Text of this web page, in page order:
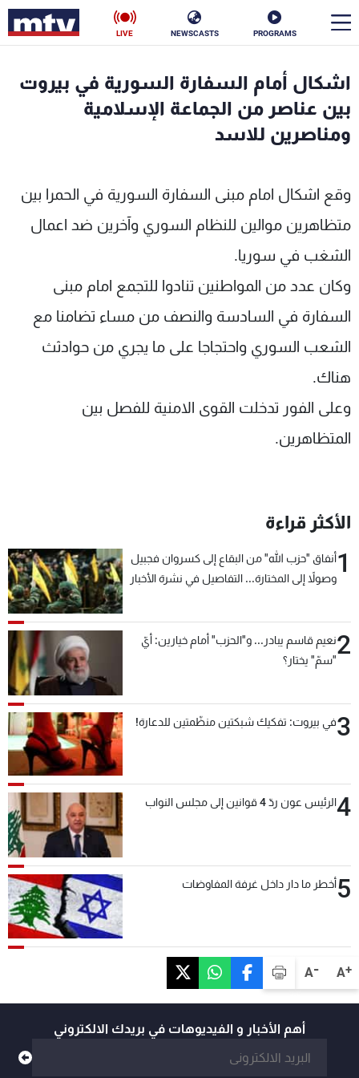
PROGRAMS
NEWSCASTS
LIVE
A+
A-
اشكال أمام السفارة السورية في بيروت
بين عناصر من الجماعة الإسلامية
ومناصرين للاسد
وقع اشكال امام مبنى السفارة السورية في الحمرا بين
متظاهرين موالين للنظام السوري وآخرين ضد اعمال
الشغب في سوريا.
وكان عدد من المواطنين تنادوا للتجمع امام مبنى
السفارة في السادسة والنصف من مساء تضامنا مع
الشعب السوري واحتجاجا على ما يجري من حوادثث
هناك.
وعلى الفور تدخلت القوى الامنية للفصل بين
المتظاهرين.
الأكثر قراءة
1أنفاق "حزب الله" من البقاع إلى كسروان فجبيل
وصولاً إلى المختارة... التفاصيل في نشرة الأخبار
2نعيم قاسم يبادر... و"الحزب" أمام خيارين: أيّ
"سمّ" يختار؟
3في بيروت: تفكيك شبكتين منظّمتين للدعارة!
4الرئيس عون ردّ 4 قوانين إلى مجلس النواب
5أخطر ما دار داخل غرفة المفاوضات
أهم الأخبار و الفيديوهات في بريدك الالكتروني
سياسة
منوعات رياضة
كأس العالم
جدول البرامج
شاهد البرامج
الترددات